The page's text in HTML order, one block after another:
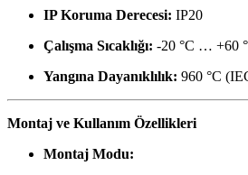
IP Koruma Derecesi: IP20
Çalışma Sıcaklığı: -20 °C … +60
Yangına Dayanıklılık: 960 °C
Montaj ve Kullanım Özellikleri
Montaj Modu: